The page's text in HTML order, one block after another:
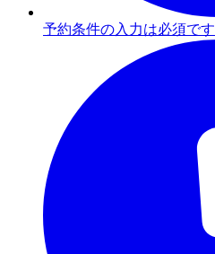
予約条件の入力は必須です